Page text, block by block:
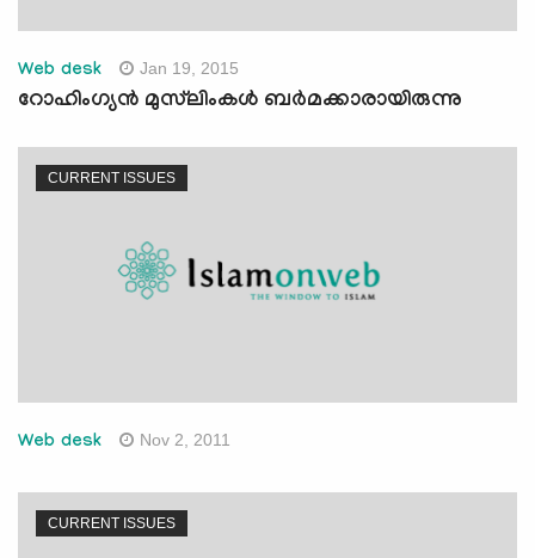
Web desk Jan 19, 2015
റോഹിംഗ്യന്‍ മുസ്‍ലിംകള്‍ ബര്‍മക്കാരായിരുന്നു
CURRENT ISSUES
Web desk Nov 2, 2011
CURRENT ISSUES